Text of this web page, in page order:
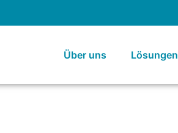
Über uns Lösungen